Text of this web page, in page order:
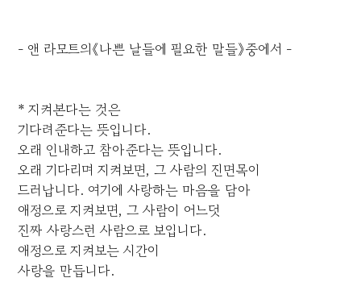
- 앤 라모트의《나쁜 날들에 필요한 말들》중에서 -
* 지켜본다는 것은
기다려준다는 뜻입니다.
오래 인내하고 참아준다는 뜻입니다.
오래 기다리며 지켜보면, 그 사람의 진면목이
드러납니다. 여기에 사랑하는 마음을 담아
애정으로 지켜보면, 그 사람이 어느덧
진짜 사랑스런 사람으로 보입니다.
애정으로 지켜보는 시간이
사랑을 만듭니다.